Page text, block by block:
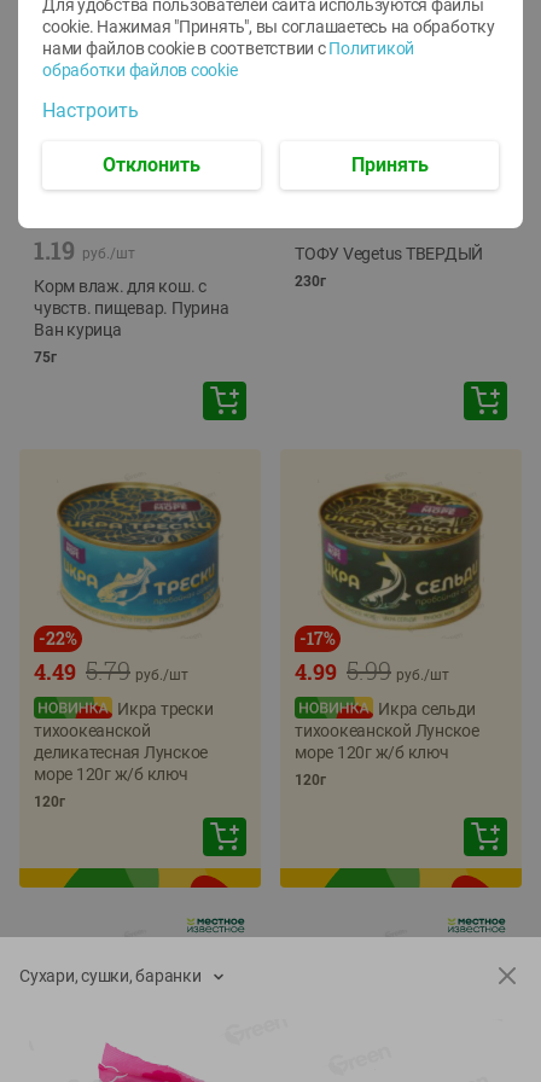
-12%
1.19 руб./шт
Корм влаж. для кош. с
чувств. пищевар. Пурина
Ван курица
75г
-24%
ТОФУ Vegetus ТВЕРДЫЙ
230г
-22%
5.79
4.49 руб./шт
Икра трески
тихоокеанской
деликатесная Лунское
море 120г ж/б ключ
120г
-17%
5.99
4.99 руб./шт
Икра сельди
тихоокеанской Лунское
море 120г ж/б ключ
120г
Сухари, сушки, баранки
Для удобства пользователей сайта используются файлы
cookie. Нажимая "Принять", вы соглашаетесь на обработку
нами файлов cookie в соответствии с Политикой
обработки файлов cookie
Настроить
Отклонить Принять